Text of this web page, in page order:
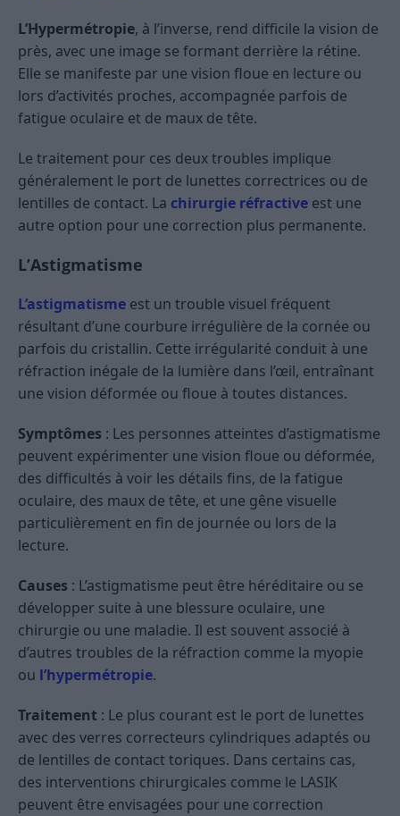
L’Hypermétropie, à l’inverse, rend difficile la vision de
près, avec une image se formant derrière la rétine.
Elle se manifeste par une vision floue en lecture ou
lors d’activités proches, accompagnée parfois de
fatigue oculaire et de maux de tête.
Le traitement pour ces deux troubles implique
généralement le port de lunettes correctrices ou de
lentilles de contact. La chirurgie réfractive est une
autre option pour une correction plus permanente.
L’Astigmatisme
L’astigmatisme est un trouble visuel fréquent
résultant d’une courbure irrégulière de la cornée ou
parfois du cristallin. Cette irrégularité conduit à une
réfraction inégale de la lumière dans l’œil, entraînant
une vision déformée ou floue à toutes distances.
Symptômes : Les personnes atteintes d’astigmatisme
peuvent expérimenter une vision floue ou déformée,
des difficultés à voir les détails fins, de la fatigue
oculaire, des maux de tête, et une gêne visuelle
particulièrement en fin de journée ou lors de la
lecture.
Causes : L’astigmatisme peut être héréditaire ou se
développer suite à une blessure oculaire, une
chirurgie ou une maladie. Il est souvent associé à
d’autres troubles de la réfraction comme la myopie
ou l’hypermétropie.
Traitement : Le plus courant est le port de lunettes
avec des verres correcteurs cylindriques adaptés ou
de lentilles de contact toriques. Dans certains cas,
des interventions chirurgicales comme le LASIK
peuvent être envisagées pour une correction